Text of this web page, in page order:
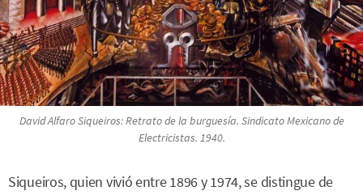
David Alfaro Siqueiros:Retrato de la burguesía. Sindicato Mexicano de
Electricistas. 1940.
Siqueiros, quien vivió entre 1896 y 1974, se distingue de